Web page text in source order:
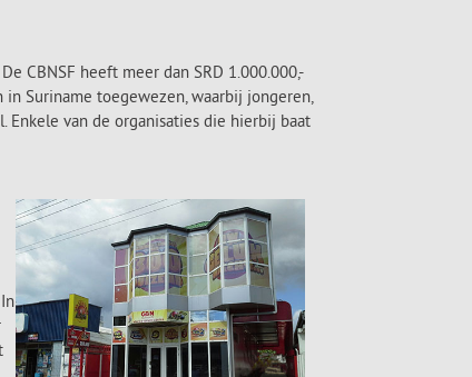
CBNSF heeft meer dan SRD 1.000.000,-
Suriname toegewezen, waarbij jongeren,
Enkele van de organisaties die hierbij baat
In